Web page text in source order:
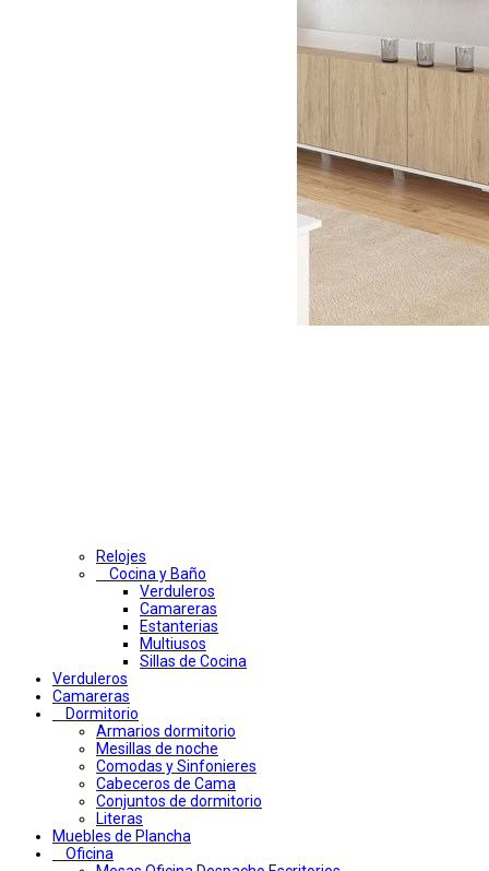
Relojes
Cocina y Baño
Verduleros
Camareras
Estanterias
Multiusos
Sillas de Cocina
Verduleros
Camareras
Dormitorio
Armarios dormitorio
Mesillas de noche
Comodas y Sinfonieres
Cabeceros de Cama
Conjuntos de dormitorio
Literas
Muebles de Plancha
Oficina